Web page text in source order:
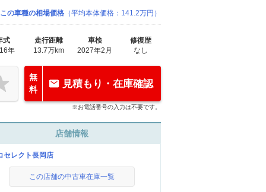
この車種の相場価格 （平均本体価格：141.2万円）
式
年
走行距離
13.7万km
車検
2027年2月
修復歴
なし
無
料
見積もり・在庫確認
※お電話番号の入力は不要です。
店舗情報
セレクト長岡店
この店舗の中古車在庫一覧